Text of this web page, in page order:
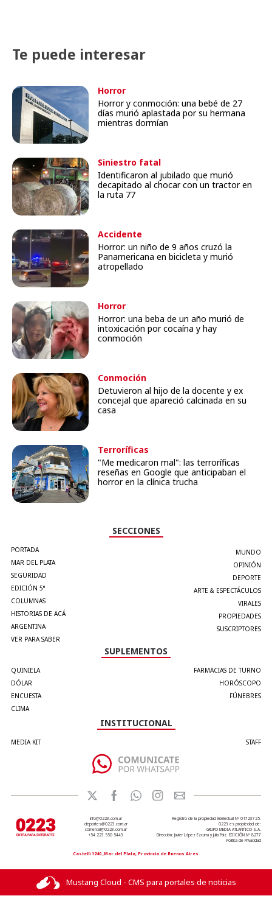
Te puede interesar
Horror
Horror y conmoción: una bebé de 27
días murió aplastada por su hermana
mientras dormían
Siniestro fatal
Identificaron al jubilado que murió
decapitado al chocar con un tractor en
la ruta 77
Accidente
Horror: un niño de 9 años cruzó la
Panamericana en bicicleta y murió
atropellado
Horror
Horror: una beba de un año murió de
intoxicación por cocaína y hay
conmoción
Conmoción
Detuvieron al hijo de la docente y ex
concejal que apareció calcinada en su
casa
Terroríficas
"Me medicaron mal": las terroríficas
reseñas en Google que anticipaban el
horror en la clínica trucha
SECCIONES
PORTADA
MAR DEL PLATA
SEGURIDAD
EDICIÓN 5°
COLUMNAS
HISTORIAS DE ACÁ
ARGENTINA
VER PARA SABER
MUNDO
OPINIÓN
DEPORTE
ARTE & ESPECTÁCULOS
VIRALES
PROPIEDADES
SUSCRIPTORES
SUPLEMENTOS
QUINIELA
DÓLAR
ENCUESTA
CLIMA
FARMACIAS DE TURNO
HORÓSCOPO
FÚNEBRES
INSTITUCIONAL
MEDIA KIT STAFF
info@0223.com.ar
deportes@0223.com.ar
comercial@0223.com.ar
+54 223 550 5443
Registro de la propiedad intelectual Nº 01723725.
0223 es propiedad de:
GRUPO MEDIA ATLANTICO S.A.
Dirección: Javier López Ezcurra y Julia Paiz. EDICIÓN Nº 8277
Política de Privacidad
Castelli 1240 ,Mar del Plata, Provincia de Buenos Aires.
Mustang Cloud - CMS para portales de noticias